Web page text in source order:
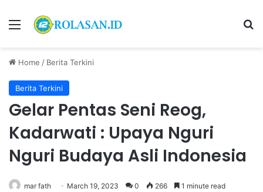
Menu
Home / Berita Terkini
Berita Terkini
Gelar Pentas Seni Reog,
Kadarwati : Upaya Nguri
Nguri Budaya Asli Indonesia
mar fath March 19, 2023 0 266 1 minute read